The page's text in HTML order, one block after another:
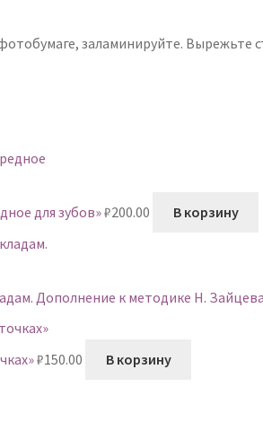
заламинируйте.
для зубов»₽200.00 В корзину
Дополнение к методике Н.
₽150.00 В корзину